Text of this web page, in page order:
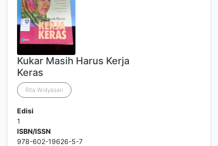
Kukar Masih Harus Kerja
Keras
Rita Widyasari
Edisi
1
ISBN/ISSN
978-602-19626-5-7